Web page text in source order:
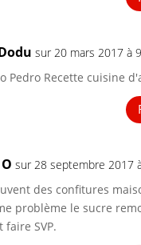
sur 20 mars 2017 à
Pedro Recette cuisine
sur 28 septembre 2017
des confitures
problème le sucre
faire SVP.